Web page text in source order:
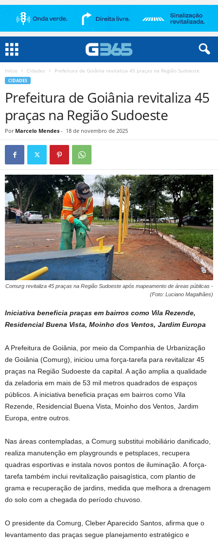
Início Cidades Prefeitura de Goiânia revitaliza 45 praças na Região Sudoeste
CIDADES
Prefeitura de Goiânia revitaliza 45
praças na Região Sudoeste
Por Marcelo Mendes - 18 de novembro de 2025
Comurg revitaliza 45 praças na Região Sudoeste após mapeamento de áreas públicas -
(Foto: Luciano Magalhães)
Iniciativa beneficia praças em bairros como Vila Rezende,
Residencial Buena Vista, Moinho dos Ventos, Jardim Europa
A Prefeitura de Goiânia, por meio da Companhia de Urbanização
de Goiânia (Comurg), iniciou uma força-tarefa para revitalizar 45
praças na Região Sudoeste da capital. A ação amplia a qualidade
da zeladoria em mais de 53 mil metros quadrados de espaços
públicos. A iniciativa beneficia praças em bairros como Vila
Rezende, Residencial Buena Vista, Moinho dos Ventos, Jardim
Europa, entre outros.
Nas áreas contempladas, a Comurg substitui mobiliário danificado,
realiza manutenção em playgrounds e petsplaces, recupera
quadras esportivas e instala novos pontos de iluminação. A força-
tarefa também inclui revitalização paisagística, com plantio de
grama e recuperação de jardins, medida que melhora a drenagem
do solo com a chegada do período chuvoso.
O presidente da Comurg, Cleber Aparecido Santos, afirma que o
levantamento das praças segue planejamento estratégico e